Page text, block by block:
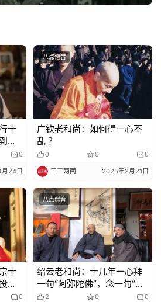
十
梵
0
24日
八点僧音
广钦老和尚：如何得一心不
乱 ？
0 0 0
三三两两 2025年2月21日
十
胎
0
八点僧音
绍云老和尚：十几年一心拜
一句“阿弥陀佛”，念一句“阿
弥陀佛”而成就的古月禅师
2 0 0